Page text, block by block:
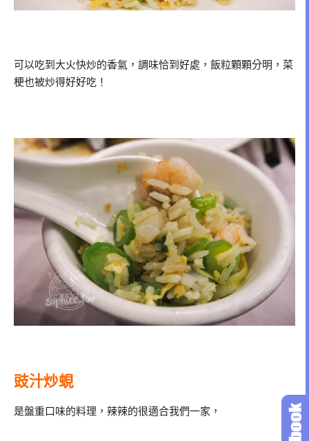
可以吃到大火快炒的香氣，調味恰到好處，飯粒顆顆分明，菜
梗也被炒得好好吃！
豉汁炒蜆
是盤重口味的料理，辣辣的很適合我們一家，